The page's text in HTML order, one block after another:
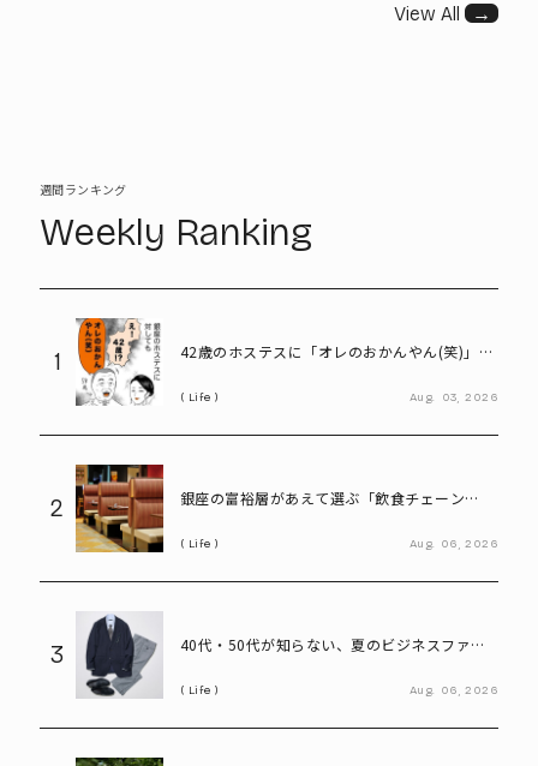
View All →
週間ランキング
Weekly Ranking
1
42歳のホステスに「オレのおかんやん(笑)」と
Life Aug. 03, 2026
2
銀座の富裕層があえて選ぶ「飲食チェーン
Life Aug. 06, 2026
3
40代・50代が知らない、夏のビジネスファッ
Life Aug. 06, 2026